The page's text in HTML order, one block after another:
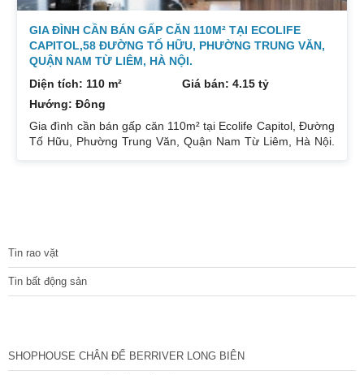
GIA ĐÌNH CẦN BÁN GẤP CĂN 110M² TẠI ECOLIFE
CAPITOL,58 ĐƯỜNG TỐ HỮU, PHƯỜNG TRUNG VĂN,
QUẬN NAM TỪ LIÊM, HÀ NỘI.
Diện tích: 110 m²
Giá bán: 4.15 tỷ
Hướng: Đông
Gia đình cần bán gấp căn 110m² tại Ecolife Capitol, Đường
Tố Hữu, Phường Trung Văn, Quận Nam Từ Liêm, Hà Nội.
Tin rao vặt
Tin bất động sản
SHOPHOUSE CHÂN ĐẾ BERRIVER LONG BIÊN